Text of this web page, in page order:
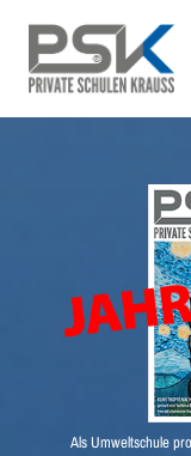
Inhalt
springen
Als Umweltschule